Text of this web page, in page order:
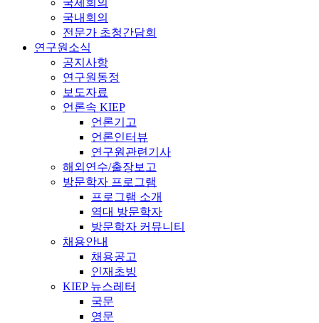
국내회의
전문가 초청간담회
연구원소식
공지사항
연구원동정
보도자료
언론속 KIEP
언론기고
언론인터뷰
연구원관련기사
해외연수/출장보고
방문학자 프로그램
프로그램 소개
역대 방문학자
방문학자 커뮤니티
채용안내
채용공고
인재초빙
KIEP 뉴스레터
국문
영문